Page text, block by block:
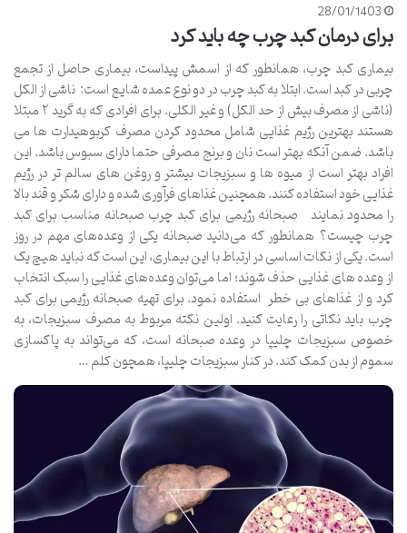
28/01/1403
برای درمان کبد چرب چه باید کرد
بیماری کبد چرب، همانطور که از اسمش پیداست، بیماری حاصل از تجمع
چربی در کبد است. ابتلا به کبد چرب در دو نوع عمده شایع است: ناشی از الکل
(ناشی از مصرف بیش از حد الکل) و غیر الکلی. برای افرادی که به گرید ۲ مبتلا
هستند بهترین رژیم غذایی شامل محدود کردن مصرف کربوهیدارت ها می
باشد. ضمن آنکه بهتر است نان و برنج مصرفی حتما دارای سبوس باشد. این
افراد بهتر است از میوه ها و سبزیجات بیشتر و روغن های سالم تر در رژیم
غذایی خود استفاده کنند. همچنین غذاهای فرآوری شده و دارای شکر و قند بالا
را محدود نمایند صبحانه رژیمی برای کبد چرب صبحانه مناسب برای کبد
چرب چیست؟ همانطور که می‌دانید صبحانه یکی از وعده‌های مهم در روز
است. یکی از نکات اساسی در ارتباط با این بیماری، این است که نباید هیچ یک
از وعده های غذایی حذف شوند؛ اما می‌توان وعده‌های غذایی را سبک انتخاب
کرد و از غذاهای بی خطر استفاده نمود. برای تهیه صبحانه رژیمی برای کبد
چرب باید نکاتی را رعایت کنید. اولین نکته مربوط به مصرف سبزیجات، به
خصوص سبزیجات چلیپا در وعده صبحانه است، که می‌تواند به پاکسازی
سموم از بدن کمک کند. در کنار سبزیجات چلیپا، همچون کلم …